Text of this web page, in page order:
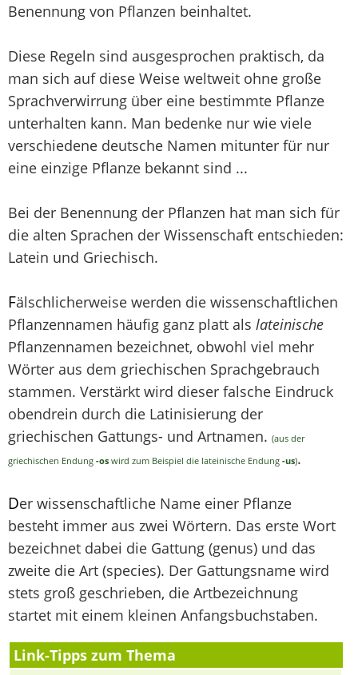
Benennung von Pflanzen beinhaltet.
Diese Regeln sind ausgesprochen praktisch, da
man sich auf diese Weise weltweit ohne große
Sprachverwirrung über eine bestimmte Pflanze
unterhalten kann. Man bedenke nur wie viele
verschiedene deutsche Namen mitunter für nur
eine einzige Pflanze bekannt sind ...
Bei der Benennung der Pflanzen hat man sich für
die alten Sprachen der Wissenschaft entschieden:
Latein und Griechisch.
Fälschlicherweise werden die wissenschaftlichen
Pflanzennamen häufig ganz platt als lateinische
Pflanzennamen bezeichnet, obwohl viel mehr
Wörter aus dem griechischen Sprachgebrauch
stammen. Verstärkt wird dieser falsche Eindruck
obendrein durch die Latinisierung der
griechischen Gattungs- und Artnamen. (aus der
griechischen Endung -os wird zum Beispiel die lateinische Endung -us).
Der wissenschaftliche Name einer Pflanze
besteht immer aus zwei Wörtern. Das erste Wort
bezeichnet dabei die Gattung (genus) und das
zweite die Art (species). Der Gattungsname wird
stets groß geschrieben, die Artbezeichnung
startet mit einem kleinen Anfangsbuchstaben.
Link-Tipps zum Thema